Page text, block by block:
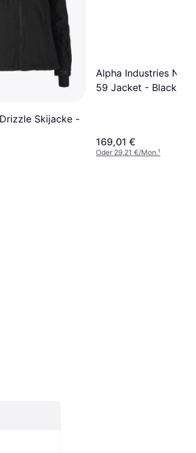
Skijacke -
Alpha Industries N3B
59 Jacket - Black
169,01 €
Oder 29,21 €/Mon.¹